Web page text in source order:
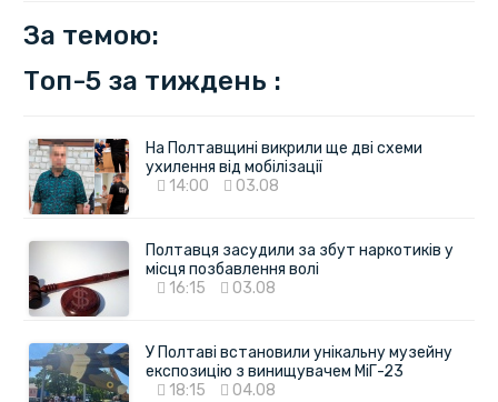
За темою:
Топ-5 за тиждень :
На Полтавщині викрили ще дві схеми
ухилення від мобілізації
14:00
03.08
Полтавця засудили за збут наркотиків у
місця позбавлення волі
16:15
03.08
У Полтаві встановили унікальну музейну
експозицію з винищувачем МіГ-23
18:15
04.08